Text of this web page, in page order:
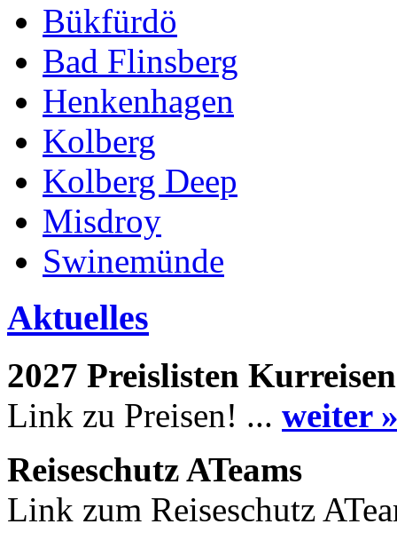
Bükfürdö
Bad Flinsberg
Henkenhagen
Kolberg
Kolberg Deep
Misdroy
Swinemünde
Aktuelles
2027 Preislisten Kurreisen
Link zu Preisen! ... weiter
Reiseschutz ATeams
Link zum Reiseschutz